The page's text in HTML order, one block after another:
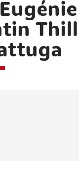
Thill